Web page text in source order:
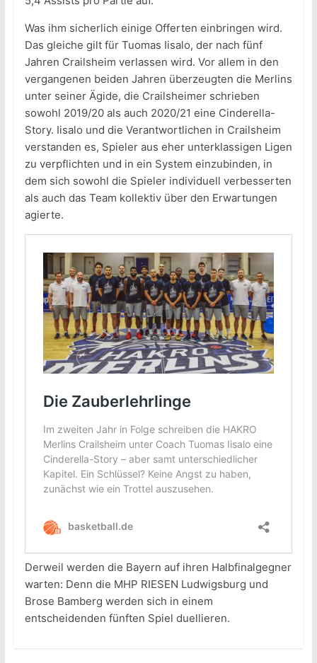
Was ihm sicherlich einige Offerten einbringen wird.
Das gleiche gilt für Tuomas Iisalo, der nach fünf
Jahren Crailsheim verlassen wird. Vor allem in den
vergangenen beiden Jahren überzeugten die Merlins
unter seiner Ägide, die Crailsheimer schrieben
sowohl 2019/20 als auch 2020/21 eine Cinderella-
Story. Iisalo und die Verantwortlichen in Crailsheim
verstanden es, Spieler aus eher unterklassigen Ligen
zu verpflichten und in ein System einzubinden, in
dem sich sowohl die Spieler individuell verbesserten
als auch das Team kollektiv über den Erwartungen
agierte.
Derweil werden die Bayern auf ihren Halbfinalgegner
warten: Denn die MHP RIESEN Ludwigsburg und
Brose Bamberg werden sich in einem
entscheidenden fünften Spiel duellieren.